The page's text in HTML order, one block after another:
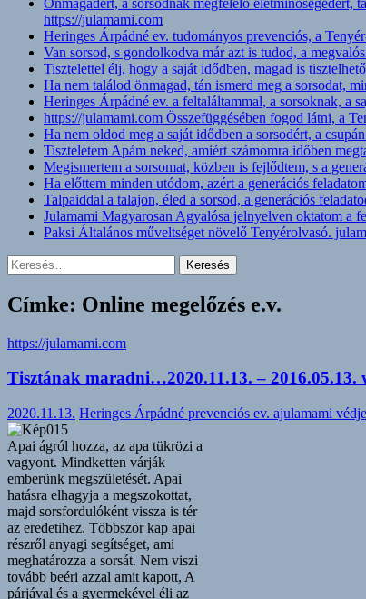
https://julamami.com
Heringes Árpádné ev. tudományos prevenciós, a
Van sorsod, s gondolkodva már azt is tudod, a
Tisztelettel élj, hogy a saját idődben, magad is
Ha nem találod önmagad, tán ismerd meg a sorsodat,
Heringes Árpádné ev. a feltaláltammal, a sorsoknak, a
https://julamami.com Összefüggésében fogod látni, a
Ha nem oldod meg a saját idődben a sorsodért, a
Tiszteletem Apám neked, amiért számomra időben
Megismertem a sorsomat, közben is fejlődtem, s a
Ha előttem minden utódom, azért a generációs
Talpaiddal a talajon, éled a sorsod, a generációs
Julamami Magyarosan Agyalósa jelnyelven oktatom a
Paksi Általános műveltséget növelő Tenyérolvasó.
Keresés:
Címke: Online megelőzés e.v.
https://julamami.com
Tisztának maradni…2020.11.13. – 2016.05.13.
2020.11.13. Heringes Árpádné prevenciós ev. ajulamami
Apai ágról hozza, az apa tükrözi a
vagyont. Mindketten várják
emberünk megszületését. Apai
hatásra elhagyja a megszokottat,
majd sorsfordulóként vissza is tér
az eredetihez. Többször kap apai
részről anyagi segítséget, ami
meghatározza a sorsát. Nem viszi
tovább beéri azzal amit kapott, A
párjával és a gyermekével éli az